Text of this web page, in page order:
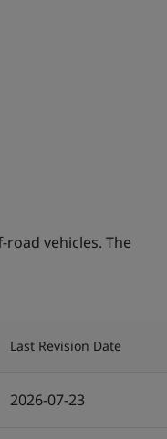
vehicles. The
Last Revision Date
2026-07-23